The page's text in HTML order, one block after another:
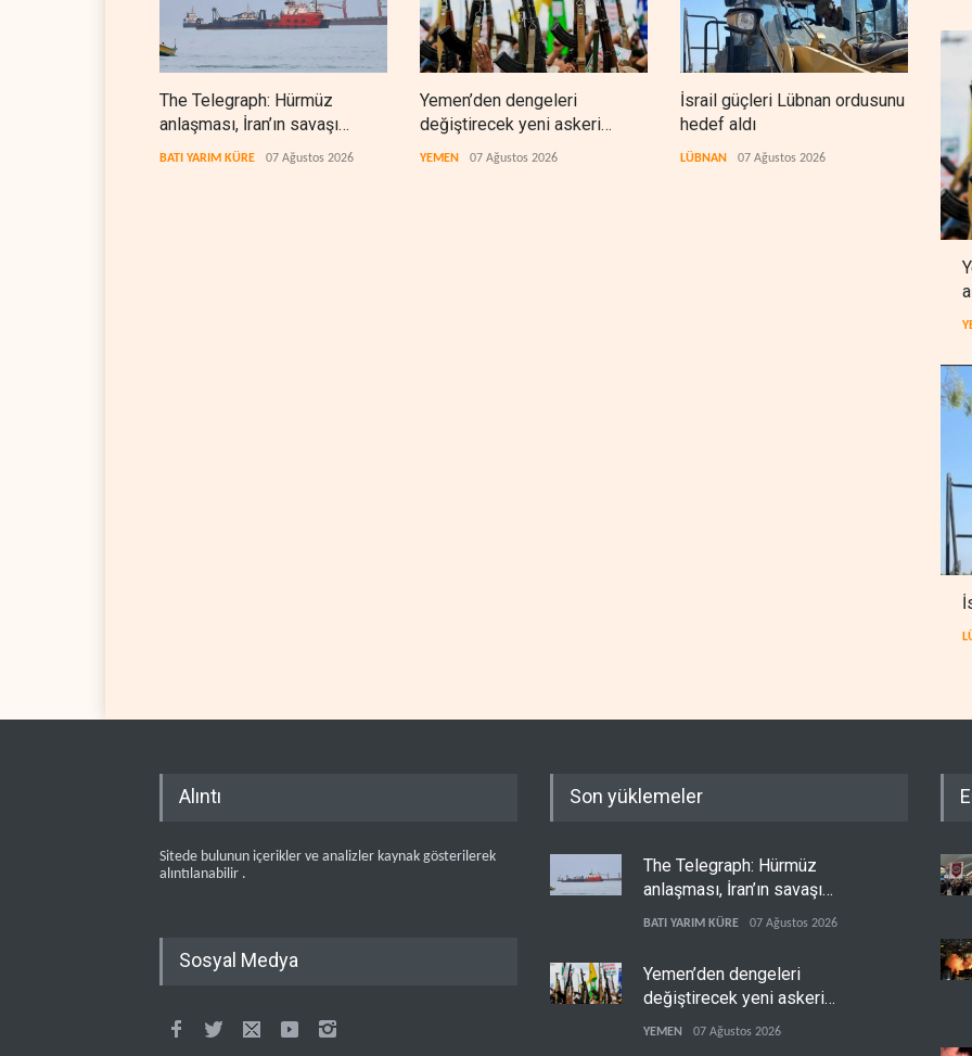
The Telegraph: Hürmüz
anlaşması, İran’ın savaşı
kazandığını gösteriyor
BATI YARIM KÜRE 07 Ağustos 2026
Yemen’den dengeleri
değiştirecek yeni askeri
denklem
YEMEN 07 Ağustos 2026
İsrail güçleri Lübnan ordusunu
hedef aldı
LÜBNAN 07 Ağustos 2026 BATI
Alıntı
Sitede bulunun içerikler ve analizler kaynak gösterilerek
alıntılanabilir .
Sosyal Medya
Son yüklemeler
The Telegraph: Hürmüz
anlaşması, İran’ın savaşı
kazandığını gösteriyor
BATI YARIM KÜRE 07 Ağustos 2026
Yemen’den dengeleri
değiştirecek yeni askeri
YEMEN 07 Ağustos 2026